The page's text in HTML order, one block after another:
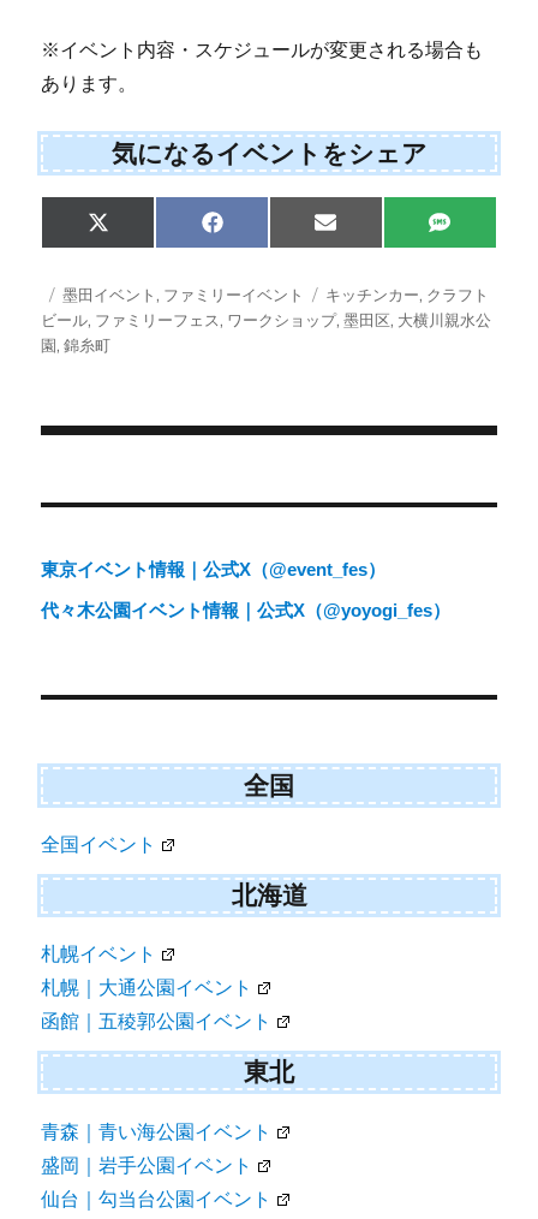
※イベント内容・スケジュールが変更される場合も
あります。
気になるイベントをシェア
Share
on
X
(
w
t
Share
on
F
a
e
o
Share
on
E
m
i
l
Share
on
S
M
投
稿
日:
カ
テ
ゴ
墨田イベント , ファミリーイベント
タ
グ
キッチンカー, クラフト
ビール, ファミリーフェス, ワークショップ,墨田区, 大横川親水公
園,錦糸町
稿
ナ
ビ
ー
ョ
ン
東京イベント情報｜公式X（@event_fes）
代々木公園イベント情報｜公式X（@yoyogi_fes）
全国
全国イベント
北海道
札幌イベント
札幌｜大通公園イベント
函館｜五稜郭公園イベント
東北
青森｜青い海公園イベント
盛岡｜岩手公園イベント
仙台｜勾当台公園イベント